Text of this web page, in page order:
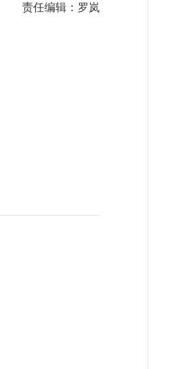
责任编辑：罗岚